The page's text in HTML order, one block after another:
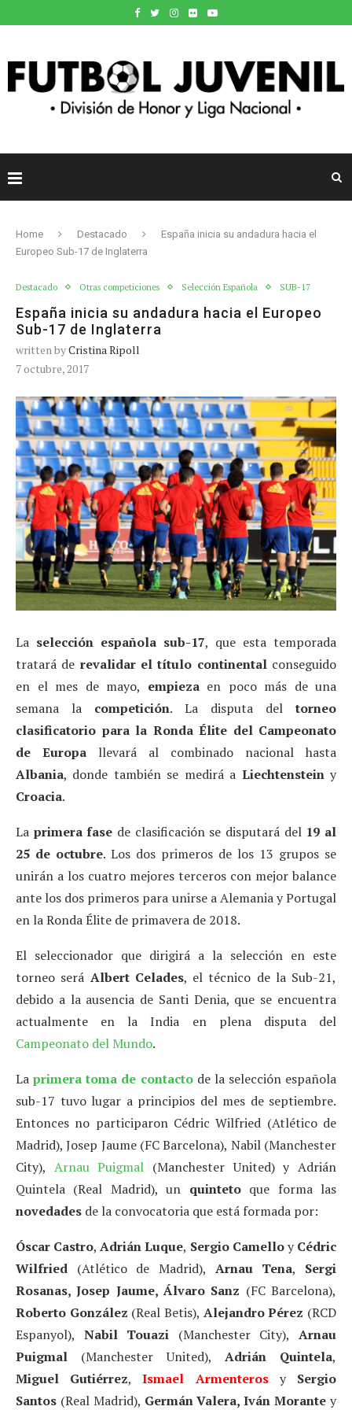
Home Destacado
España inicia su andadura hacia el
Europeo Sub-17 de Inglaterra
Destacado Otras competiciones Selección Española SUB-17
España inicia su andadura hacia el Europeo
Sub-17 de Inglaterra
written byCristina Ripoll
7 octubre, 2017
La selección española sub-17, que esta temporada
tratará de revalidar el título continentalconseguido
en el mes de mayo, empiezaen poco más de una
semana la competición. La disputa del torneo
clasificatorio para la Ronda Élite del Campeonato
de Europa llevará al combinado nacional hasta
Albania, donde también se medirá a Liechtensteiny
Croacia.
La primera fase de clasificación se disputará del 19 al
25 de octubre. Los dos primeros de los 13 grupos se
unirán a los cuatro mejores terceros con mejor balance
ante los dos primeros para unirse a Alemania y Portugal
en la Ronda Élite de primavera de 2018.
El seleccionador que dirigirá a la selección en este
torneo será Albert Celades, el técnico de la Sub-21,
debido a la ausencia de Santi Denia, que se encuentra
actualmente en la India en plena disputa del
Campeonato del Mundo.
Laprimera toma de contactode la selección española
sub-17 tuvo lugar a principios del mes de septiembre.
Entonces no participaron Cédric Wilfried (Atlético de
Madrid), Josep Jaume (FC Barcelona), Nabil (Manchester
City), Arnau Puigmal (Manchester United) y Adrián
Quintela (Real Madrid), un quintetoque forma las
novedades de la convocatoria que está formada por:
Óscar Castro,Adrián Luque, Sergio CamelloyCédric
Wilfried (Atlético de Madrid), Arnau Tena, Sergi
Rosanas, Josep Jaume, Álvaro Sanz (FC Barcelona),
Roberto González (Real Betis), Alejandro Pérez (RCD
Espanyol), Nabil Touazi (Manchester City),Arnau
Puigmal (Manchester United), Adrián Quintela,
Miguel Gutiérrez,Ismael Armenterosy Sergio
Santos (Real Madrid), Germán Valera, Iván Morantey